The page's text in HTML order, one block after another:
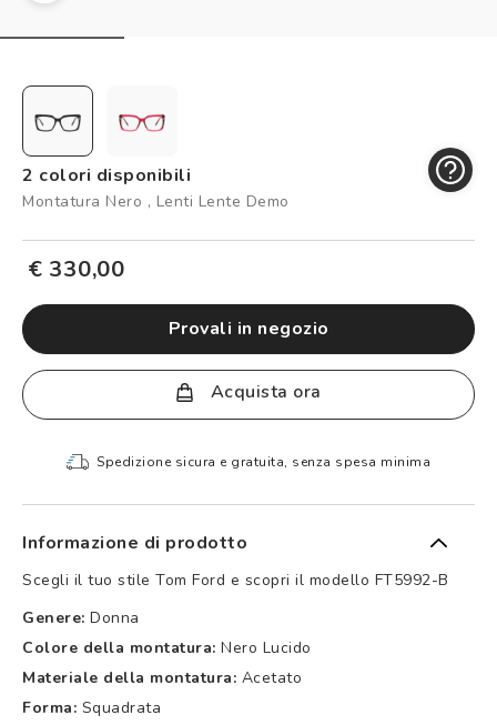
Controllo visivo
Logout
2 colori disponibili
Montatura Nero , Lenti Lente Demo
€ 330,00
provali in negozio
Acquista ora
Spedizione sicura e gratuita, senza spesa minima
Informazione di prodotto
Scegli il tuo stile Tom Ford e scopri il modello FT5992-B
Genere: Donna
Colore della montatura: Nero Lucido
Materiale della montatura: Acetato
Forma: Squadrata